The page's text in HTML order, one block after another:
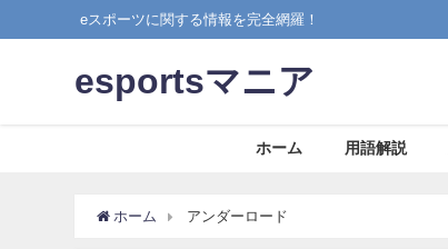
eスポーツに関する情報を完全網羅！
esportsマニア
ホーム 用語解説
ホーム アンダーロード